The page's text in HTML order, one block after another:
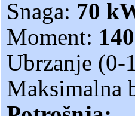
Snaga: 70
Moment:
Ubrzanje (0-
Maksimalna